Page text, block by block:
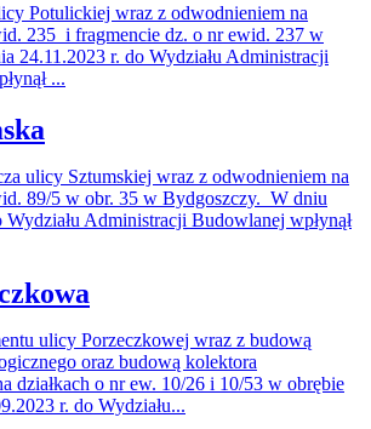
Potulickiej wraz z odwodnieniem na
235 i fragmencie dz. o nr ewid. 237 w
24.11.2023 r. do Wydziału Administracji
...
ulicy Sztumskiej wraz z odwodnieniem na
89/5 w obr. 35 w Bydgoszczy. W dniu
Wydziału Administracji Budowlanej wpłynął
ulicy Porzeczkowej wraz z budową
oraz budową kolektora
działkach o nr ew. 10/26 i 10/53 w obrębie
r. do Wydziału...